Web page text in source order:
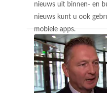
nieuws uit binnen- en
nieuws kunt u ook
mobiele apps.